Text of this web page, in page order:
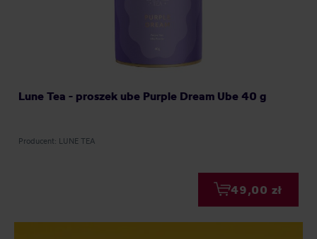
Lune Tea - proszek ube Purple Dream Ube 40 g
Producent: LUNE TEA
49,00 zł